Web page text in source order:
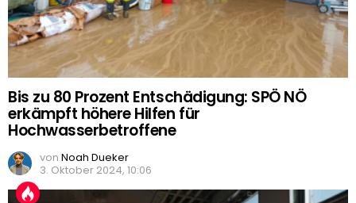
Bis zu 80 Prozent Entschädigung: SPÖ NÖ
erkämpft höhere Hilfen für
Hochwasserbetroffene
von Noah Dueker
3. Oktober 2024, 10:06